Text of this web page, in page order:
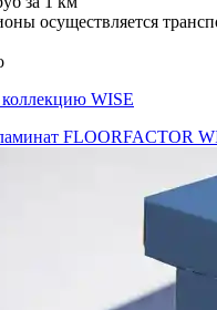
осуществляется
WISE
FLOORFACTOR